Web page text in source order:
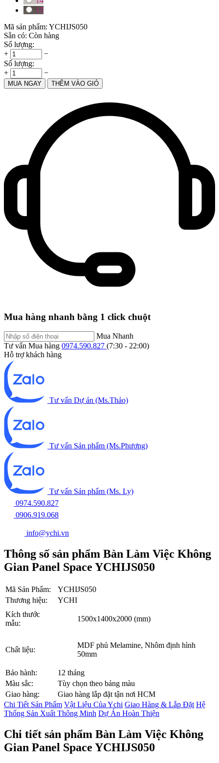
15
Mã sản phẩm: YCHIJS050
Sẵn có: Còn hàng
Số lượng:
+
−
Số lượng:
+
−
MUA NGAY THÊM VÀO GIỎ
Mua hàng nhanh bằng 1 click chuột
Mua Nhanh
Tư vấn Mua hàng 0974.590.827 (7:30 - 22:00)
Hỗ trợ khách hàng
Tư vấn Dự án (Ms.Thảo)
Tư vấn Sản phẩm (Ms.Phương)
Tư vấn Sản phẩm (Ms. Ly)
0974.590.827
0906.919.068
info@ychi.vn
Thông số sản phẩm Bàn Làm Việc Không
Gian Panel Space YCHIJS050
Mã Sản Phẩm:
YCHIJS050
Thương hiệu:
YCHI
Kích thước
mẫu:
1500x1400x2000 (mm)
Chất liệu:
MDF phủ Melamine, Nhôm định hình
50mm
Bảo hành:
12 tháng
Màu sắc:
Tùy chọn theo bảng màu
Giao hàng:
Giao hàng lắp đặt tận nơi HCM
Chi Tiết Sản Phẩm Vật Liệu Của Ychi Giao Hàng & Lắp Đặt Hệ
Thống Sản Xuất Thông Minh Dự Án Hoàn Thiện
Chi tiết sản phẩm Bàn Làm Việc Không
Gian Panel Space YCHIJS050